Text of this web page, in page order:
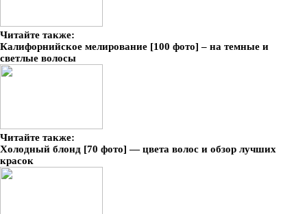
Читайте также:
Калифорнийское мелирование [100 фото] – на темные и
светлые волосы
Читайте также:
Холодный блонд [70 фото] — цвета волос и обзор лучших
красок